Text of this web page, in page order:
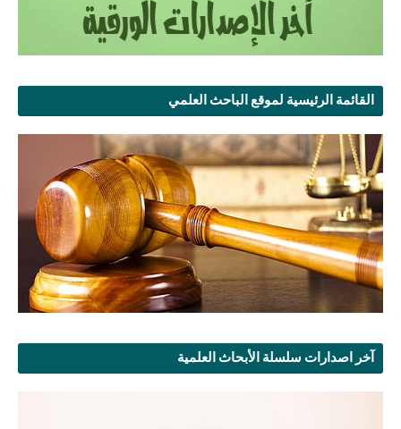
القائمة الرئيسية لموقع الباحث العلمي
آخر اصدارات سلسلة الأبحاث العلمية